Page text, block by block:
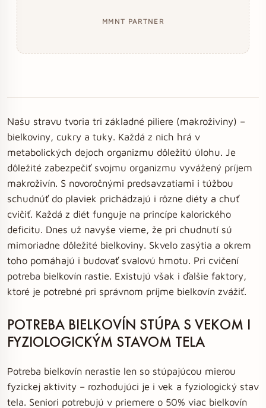
MMNT PARTNER
Našu stravu tvoria tri základné piliere (makroživiny) –
bielkoviny, cukry a tuky. Každá z nich hrá v
metabolických dejoch organizmu dôležitú úlohu. Je
dôležité zabezpečiť svojmu organizmu vyvážený príjem
makroživín. S novoročnými predsavzatiami i túžbou
schudnúť do plaviek prichádzajú i rôzne diéty a chuť
cvičiť. Každá z diét funguje na princípe kalorického
deficitu. Dnes už navyše vieme, že pri chudnutí sú
mimoriadne dôležité bielkoviny. Skvelo zasýtia a okrem
toho pomáhajú i budovať svalovú hmotu. Pri cvičení
potreba bielkovín rastie. Existujú však i ďalšie faktory,
ktoré je potrebné pri správnom príjme bielkovín zvážiť.
POTREBA BIELKOVÍN STÚPA S VEKOM I
FYZIOLOGICKÝM STAVOM TELA
Potreba bielkovín nerastie len so stúpajúcou mierou
fyzickej aktivity – rozhodujúci je i vek a fyziologický stav
tela. Seniori potrebujú v priemere o 50% viac bielkovín